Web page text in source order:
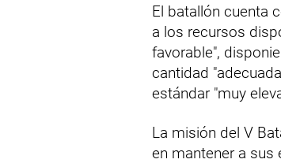
El batallón cuenta
a los recursos
favorable",
cantidad
estándar "muy
La misión del V
en mantener a sus